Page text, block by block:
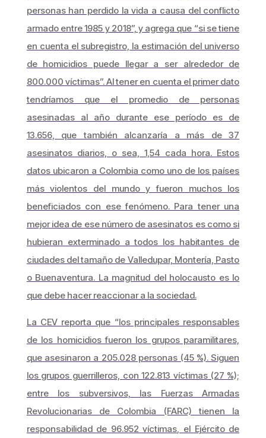
personas han perdido la vida a causa del conflicto
armado entre 1985 y 2018”, y agrega que “si se tiene
en cuenta el subregistro, la estimación del universo
de homicidios puede llegar a ser alrededor de
800.000 víctimas”. Al tener en cuenta el primer dato
tendríamos que el promedio de personas
asesinadas al año durante ese período es de
13.656, que también alcanzaría a más de 37
asesinatos diarios, o sea, 1,54 cada hora. Estos
datos ubicaron a Colombia como uno de los países
más violentos del mundo y fueron muchos los
beneficiados con ese fenómeno. Para tener una
mejor idea de ese número de asesinatos es como si
hubieran exterminado a todos los habitantes de
ciudades del tamaño de Valledupar, Montería, Pasto
o Buenaventura. La magnitud del holocausto es lo
que debe hacer reaccionar a la sociedad.
La CEV reporta que “los principales responsables
de los homicidios fueron los grupos paramilitares,
que asesinaron a 205.028 personas (45 %). Siguen
los grupos guerrilleros, con 122.813 víctimas (27 %);
entre los subversivos, las Fuerzas Armadas
Revolucionarias de Colombia (FARC) tienen la
responsabilidad de 96.952 víctimas, el Ejército de